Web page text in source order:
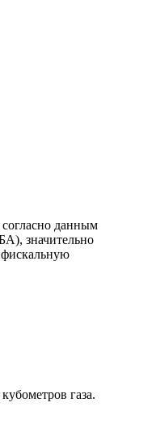
данным
значительно
фискальную
газа.